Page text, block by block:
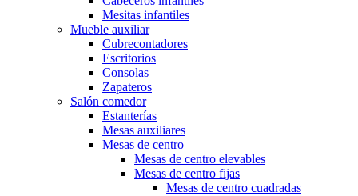
Mesitas infantiles
Mueble auxiliar
Cubrecontadores
Escritorios
Consolas
Zapateros
Salón comedor
Estanterías
Mesas auxiliares
Mesas de centro
Mesas de centro elevables
Mesas de centro fijas
Mesas de centro cuadradas